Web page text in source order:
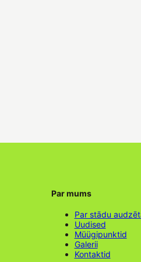
Par mums
Par stādu
Uudised
Müügipunktid
Galerii
Kontaktid